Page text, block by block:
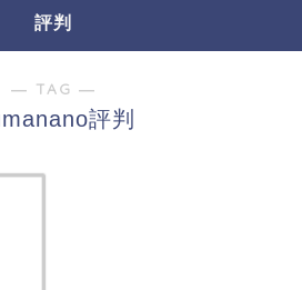
評判
― TAG ―
評判